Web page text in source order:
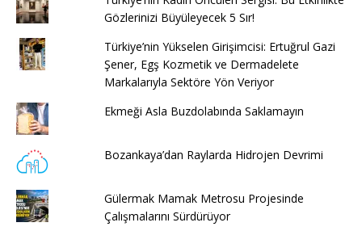
Gözlerinizi Büyüleyecek 5 Sır!
Türkiye’nin Yükselen Girişimcisi: Ertuğrul Gazi
Şener, Egş Kozmetik ve Dermadelete
Markalarıyla Sektöre Yön Veriyor
Ekmeği Asla Buzdolabında Saklamayın
Bozankaya’dan Raylarda Hidrojen Devrimi
Gülermak Mamak Metrosu Projesinde
Çalışmalarını Sürdürüyor